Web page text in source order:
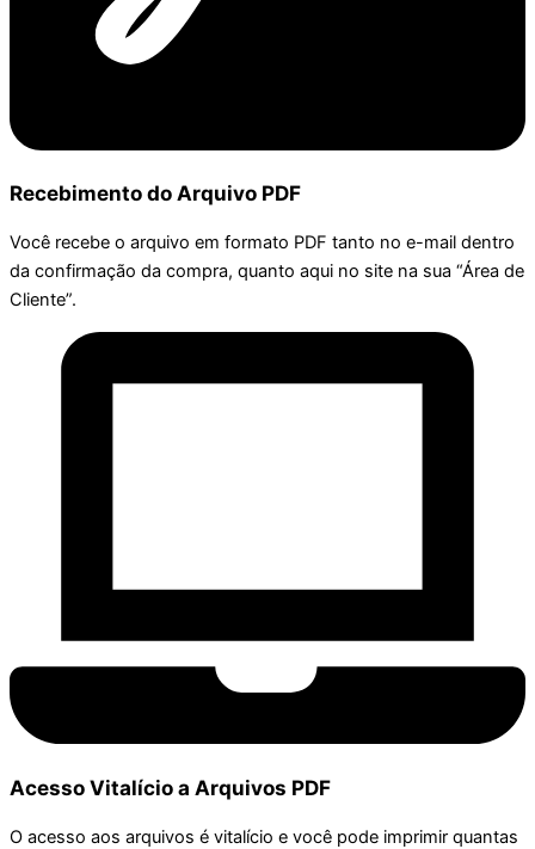
Recebimento do Arquivo PDF
Você recebe o arquivo em formato PDF tanto no e-mail dentro
da confirmação da compra, quanto aqui no site na sua “Área de
Cliente”.
Acesso Vitalício a Arquivos PDF
O acesso aos arquivos é vitalício e você pode imprimir quantas